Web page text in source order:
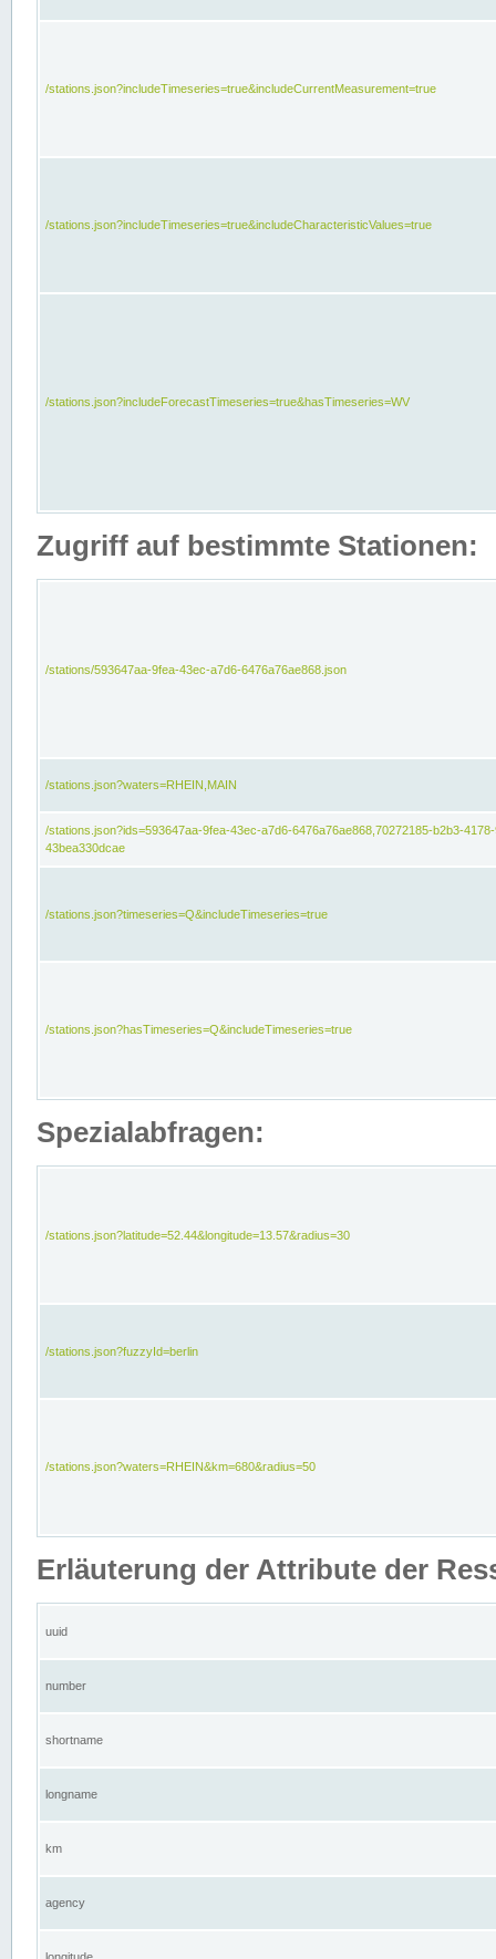
/stations.json?includeTimeseries=true&includeCurrentMeasurement=true
/stations.json?includeTimeseries=true&includeCharacteristicValues=true
/stations.json?includeForecastTimeseries=true&hasTimeseries=WV
Zugriff auf bestimmte Stationen:
/stations/593647aa-9fea-43ec-a7d6-6476a76ae868.json
/stations.json?waters=RHEIN,MAIN
/stations.json?ids=593647aa-9fea-43ec-a7d6-6476a76ae868,70272185-b2b3-
43bea330dcae
/stations.json?timeseries=Q&includeTimeseries=true
/stations.json?hasTimeseries=Q&includeTimeseries=true
Spezialabfragen:
/stations.json?latitude=52.44&longitude=13.57&radius=30
/stations.json?fuzzyId=berlin
/stations.json?waters=RHEIN&km=680&radius=50
Erläuterung der Attribute der
uuid
number
shortname
longname
km
agency